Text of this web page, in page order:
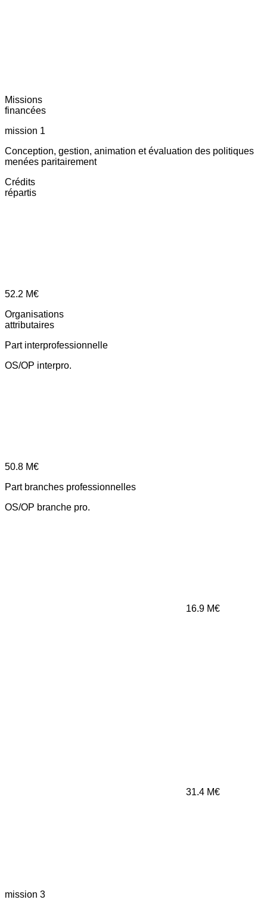
Missions
financées
mission 1
Conception, gestion, animation et évaluation des politiques
menées paritairement
Crédits
répartis
52.2 M€
Organisations
attributaires
Part interprofessionnelle
OS/OP interpro.
50.8 M€
Part branches professionnelles
OS/OP branche pro.
16.9 M€
31.4 M€
mission 3